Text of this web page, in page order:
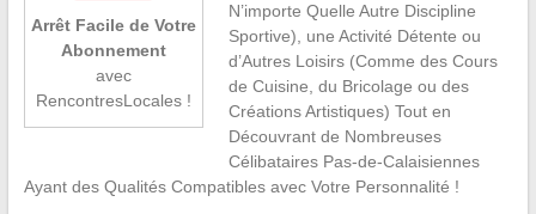
Arrêt Facile de Votre
Abonnement
avec
RencontresLocales !
N’importe Quelle Autre Discipline
Sportive), une Activité Détente ou
d’Autres Loisirs (Comme des Cours
de Cuisine, du Bricolage ou des
Créations Artistiques) Tout en
Découvrant de Nombreuses
Célibataires Pas-de-Calaisiennes
Ayant des Qualités Compatibles avec Votre Personnalité !